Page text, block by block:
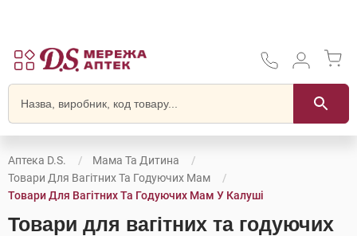
Аптека D.S.
Мама Та Дитина
Товари Для Вагітних Та Годуючих Мам
Товари Для Вагітних Та Годуючих Мам У Калуші
Товари для вагітних та годуючих